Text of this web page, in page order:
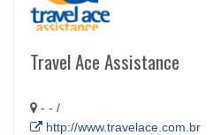
Travel Ace Assistance
- - /
http://www.travelace.com.br